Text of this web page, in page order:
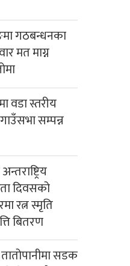
गठबन्धनका
मत माग्न
वडा स्तरीय
सम्पन्न
दिवसको
रत्न स्मृति
बितरण
सडक